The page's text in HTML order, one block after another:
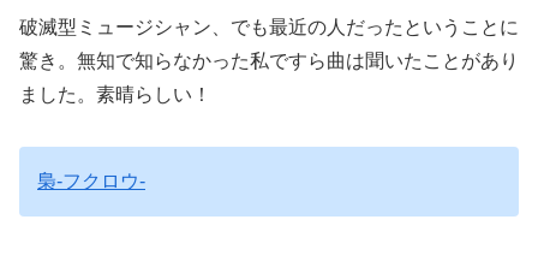
破滅型ミュージシャン、でも最近の人だったということに
驚き。無知で知らなかった私ですら曲は聞いたことがあり
ました。素晴らしい！
梟-フクロウ-